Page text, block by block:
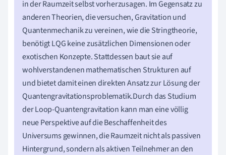
in der Raumzeit selbst vorherzusagen. Im Gegensatz zu
anderen Theorien, die versuchen, Gravitation und
Quantenmechanik zu vereinen, wie die Stringtheorie,
benötigt LQG keine zusätzlichen Dimensionen oder
exotischen Konzepte. Stattdessen baut sie auf
wohlverstandenen mathematischen Strukturen auf
und bietet damit einen direkten Ansatz zur Lösung der
Quantengravitationsproblematik.Durch das Studium
der Loop-Quantengravitation kann man eine völlig
neue Perspektive auf die Beschaffenheit des
Universums gewinnen, die Raumzeit nicht als passiven
Hintergrund, sondern als aktiven Teilnehmer an den